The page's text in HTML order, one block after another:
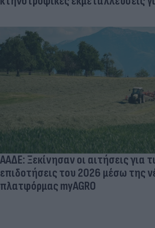
ΑΑΔΕ: Ξεκίνησαν οι αιτήσεις για
επιδοτήσεις του 2026 μέσω της
πλατφόρμας myAGRO